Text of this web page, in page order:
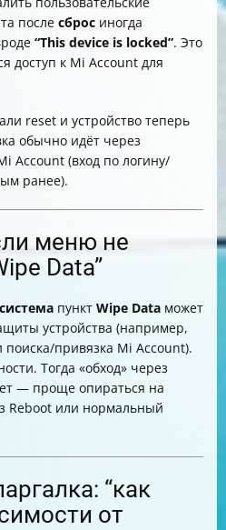
после сброс иногда
“This device is locked”. Это
доступ к Mi Account для
reset и устройство теперь
обычно идёт через
Account (вход по логину/
ранее).
меню не
Data”
система пункт Wipe Data может
устройства (например,
привязка Mi Account).
Тогда «обход» через
— проще опираться на
Reboot или нормальный
“как
от